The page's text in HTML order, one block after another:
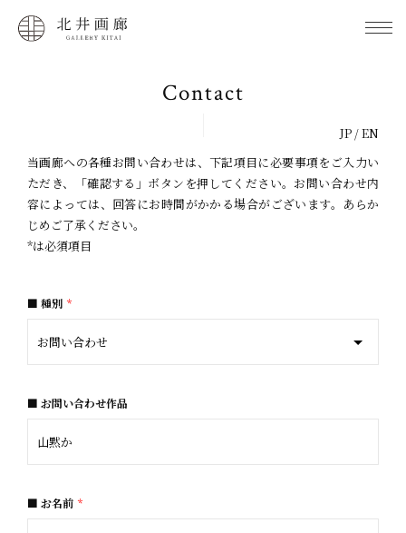
Contact
JP /EN
当画廊への各種お問い合わせは、下記項目に必要事項をご入力い
ただき、「確認する」ボタンを押してください。お問い合わせ内
容によっては、回答にお時間がかかる場合がございます。あらか
じめご了承ください。
*は必須項目
種別 *
お問い合わせ作品
お名前 *